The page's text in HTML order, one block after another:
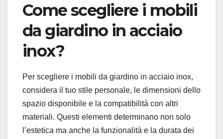
Come scegliere i mobili
da giardino in acciaio
inox?
Per scegliere i mobili da giardino in acciaio inox,
considera il tuo stile personale, le dimensioni dello
spazio disponibile e la compatibilità con altri
materiali. Questi elementi determinano non solo
l’estetica ma anche la funzionalità e la durata dei